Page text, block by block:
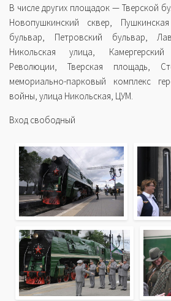
В числе других площадок — Тверской
Новопушкинский сквер,
бульвар, Петровский бульвар,
Никольская улица,
Революции, Тверская площадь,
мемориально-парковый комплекс
войны, улица Никольская, ЦУМ.
Вход свободный